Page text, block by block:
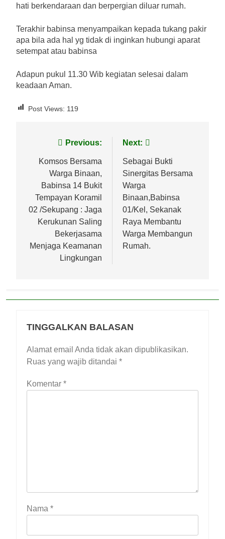
hati berkendaraan dan berpergian diluar rumah.
Terakhir babinsa menyampaikan kepada tukang pakir
apa bila ada hal yg tidak di inginkan hubungi aparat
setempat atau babinsa
Adapun pukul 11.30 Wib kegiatan selesai dalam
keadaan Aman.
Post Views: 119
Navigasi
pos
Previous:
Komsos Bersama
Warga Binaan,
Babinsa 14 Bukit
Tempayan Koramil
02 /Sekupang : Jaga
Kerukunan Saling
Bekerjasama
Menjaga Keamanan
Lingkungan
Next:
Sebagai Bukti
Sinergitas Bersama
Warga
Binaan,Babinsa
01/Kel, Sekanak
Raya Membantu
Warga Membangun
Rumah.
TINGGALKAN BALASAN
Alamat email Anda tidak akan dipublikasikan.
Ruas yang wajib ditandai *
Komentar *
Nama *